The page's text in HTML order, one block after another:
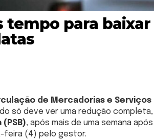
tempo para baixar
de Mercadorias e Serviços
só deve ver uma redução completa,
, após mais de uma semana
feira (4) pelo gestor.